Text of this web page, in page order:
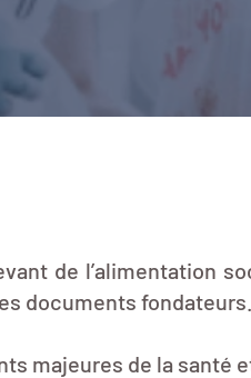
de l’alimentation
documents fondateurs.
majeures de la